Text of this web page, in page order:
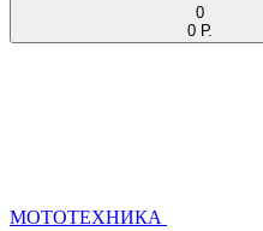
0
0 Р.
МОТОТЕХНИКА